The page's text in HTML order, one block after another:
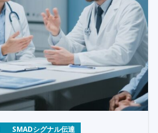
SMADシグナル伝達